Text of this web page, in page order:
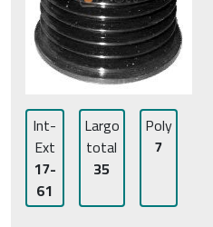
Int-
Ext
17-
61
Largo
total
35
Poly
7